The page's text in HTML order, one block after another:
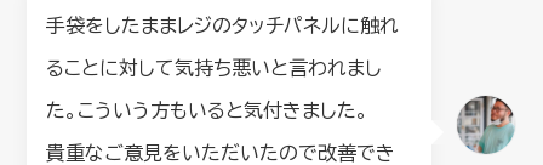
手袋をしたままレジのタッチパネルに触れ
ることに対して気持ち悪いと言われまし
た。こういう方もいると気付きました。
貴重なご意見をいただいたので改善でき